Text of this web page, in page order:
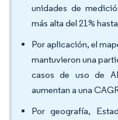
unidades de
más alta del 21%
Por aplicación, el
mantuvieron una
casos de uso de
aumentan a una
Por geografía,